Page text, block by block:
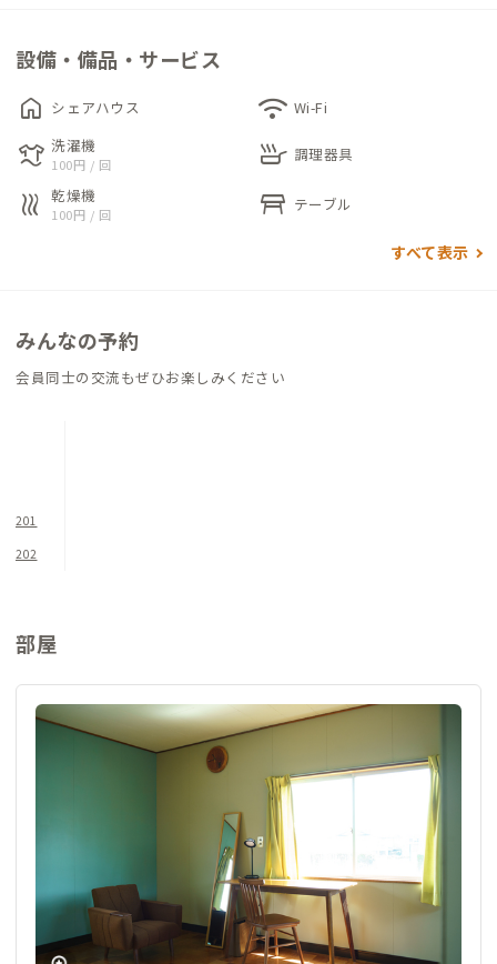
また、さとのば大学（学びを軸にしたまちづくりを行う機関。
教育留学による家族滞在、大学生によるフィールドワークなど
を実施）の受け入れ拠点としても利用されているため、他とは
一味違った交流も味わえます。
一方で、各個室にはデスク&チェアが完備されているので、仕事
にも集中できます。その他、BABAME BASEや朝市通りのカフ
しやすいのもおすすめポイントです。
設備・備品・サービス
home シェアハウス wifi Wi-Fi
laundry 洗濯機
100円 / 回 skillet 調理器具
heat 乾燥機
100円 / 回 table_restaurant テーブル
すべて表示
みんなの予約
会員同士の交流もぜひお楽しみください
201
202
部屋